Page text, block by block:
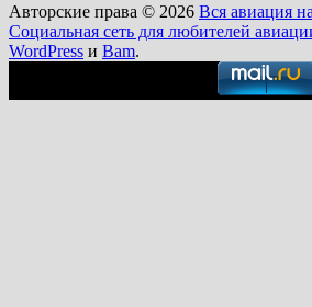
Авторские права © 2026 Вся авиация
Социальная сеть для любителей
WordPress и Bam.